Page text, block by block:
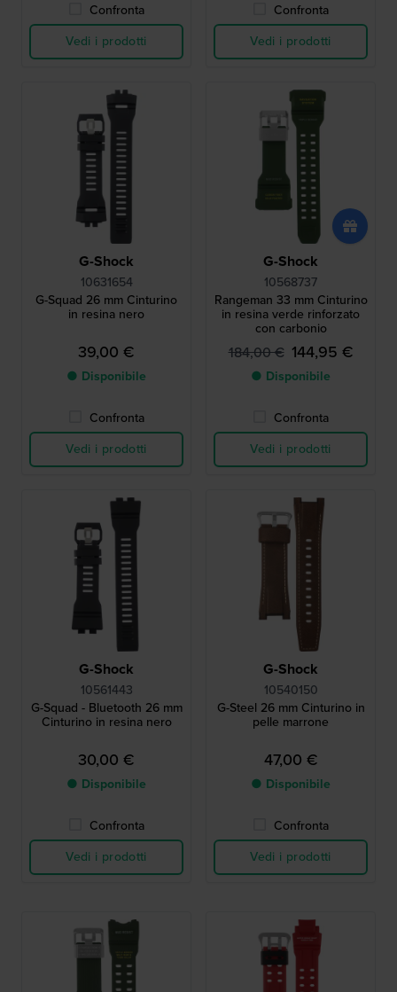
Confronta
Vedi i prodotti
Confronta
Vedi i prodotti
G-Shock
10631654
G-Squad 26 mm Cinturino
in resina nero
39,00 €
● Disponibile
Confronta
Vedi i prodotti
G-Shock
10568737
Rangeman 33 mm Cinturino
in resina verde rinforzato
con carbonio
184,00 € 144,95 €
● Disponibile
Confronta
Vedi i prodotti
G-Shock
10561443
G-Squad - Bluetooth 26 mm
Cinturino in resina nero
30,00 €
● Disponibile
Confronta
Vedi i prodotti
G-Shock
10540150
G-Steel 26 mm Cinturino in
pelle marrone
47,00 €
● Disponibile
Confronta
Vedi i prodotti